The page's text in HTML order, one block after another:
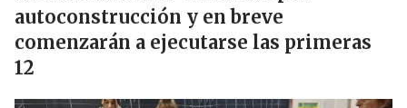
autoconstrucción y en breve
comenzarán a ejecutarse las primeras
12